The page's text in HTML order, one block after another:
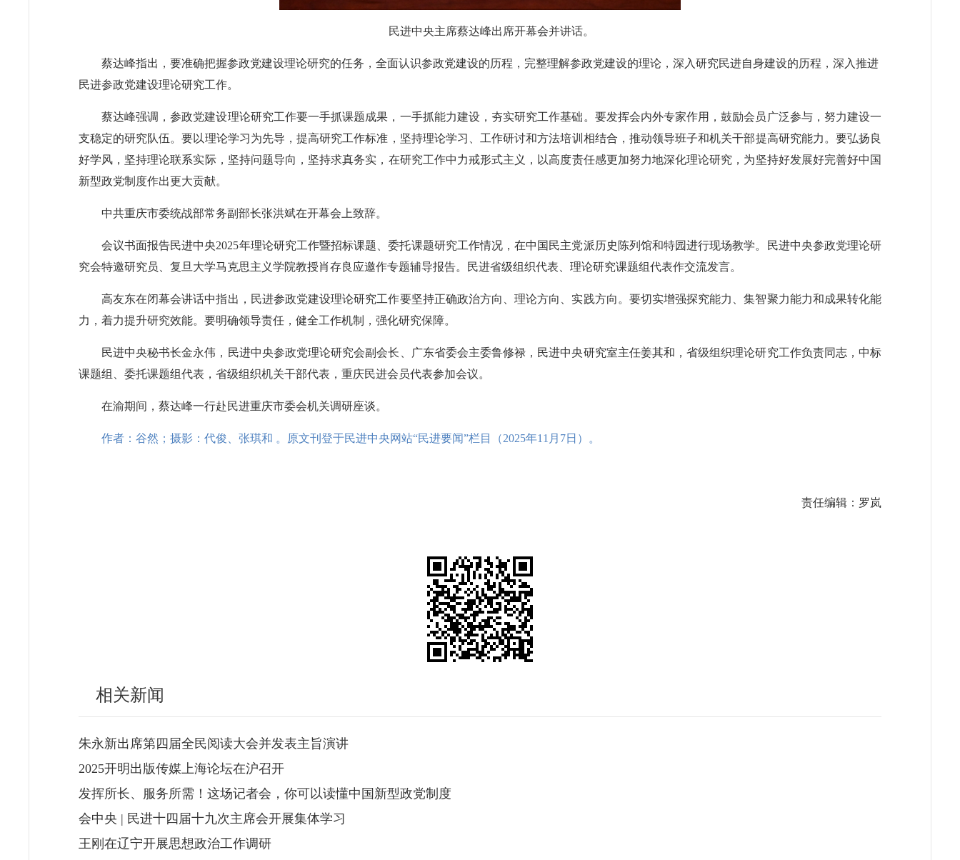
民进中央主席蔡达峰出席开幕会并讲话。
蔡达峰指出，要准确把握参政党建设理论研究的任务，全面认识参政党建设的历程，完整理解参政党建设的理论，深入研究民进自身建设的历程，深入推进
民进参政党建设理论研究工作。
蔡达峰强调，参政党建设理论研究工作要一手抓课题成果，一手抓能力建设，夯实研究工作基础。要发挥会内外专家作用，鼓励会员广泛参与，努力建设一
支稳定的研究队伍。要以理论学习为先导，提高研究工作标准，坚持理论学习、工作研讨和方法培训相结合，推动领导班子和机关干部提高研究能力。要弘扬良
好学风，坚持理论联系实际，坚持问题导向，坚持求真务实，在研究工作中力戒形式主义，以高度责任感更加努力地深化理论研究，为坚持好发展好完善好中国
新型政党制度作出更大贡献。
中共重庆市委统战部常务副部长张洪斌在开幕会上致辞。
会议书面报告民进中央2025年理论研究工作暨招标课题、委托课题研究工作情况，在中国民主党派历史陈列馆和特园进行现场教学。民进中央参政党理论研
究会特邀研究员、复旦大学马克思主义学院教授肖存良应邀作专题辅导报告。民进省级组织代表、理论研究课题组代表作交流发言。
高友东在闭幕会讲话中指出，民进参政党建设理论研究工作要坚持正确政治方向、理论方向、实践方向。要切实增强探究能力、集智聚力能力和成果转化能
力，着力提升研究效能。要明确领导责任，健全工作机制，强化研究保障。
民进中央秘书长金永伟，民进中央参政党理论研究会副会长、广东省委会主委鲁修禄，民进中央研究室主任姜其和，省级组织理论研究工作负责同志，中标
课题组、委托课题组代表，省级组织机关干部代表，重庆民进会员代表参加会议。
在渝期间，蔡达峰一行赴民进重庆市委会机关调研座谈。
作者：谷然； 摄影：代俊、张琪和 。 原文刊登于民进中央网站“民进要闻”栏目（2025年11月7日）。
责任编辑：罗岚
相关新闻
朱永新出席第四届全民阅读大会并发表主旨演讲
2025开明出版传媒上海论坛在沪召开
发挥所长、服务所需！这场记者会，你可以读懂中国新型政党制度
会中央 | 民进十四届十九次主席会开展集体学习
王刚在辽宁开展思想政治工作调研